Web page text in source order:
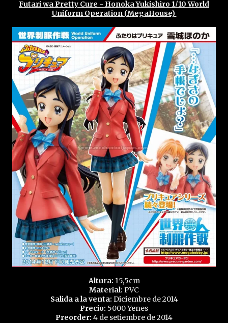
Futari wa Pretty Cure - Honoka Yukishiro 1/10 World
Uniform Operation (MegaHouse)
Altura: 15,5cm
Material: PVC
Salida a la venta: Diciembre de 2014
Precio: 5000 Yenes
Preorder: 4 de setiembre de 2014